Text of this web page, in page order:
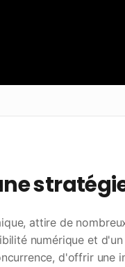
attire de
numérique et
d'offrir une